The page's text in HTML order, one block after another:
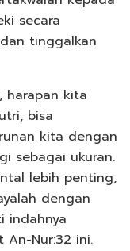
secara
tinggalkan
harapan kita
bisa
kita dengan
sebagai ukuran.
lebih penting,
dengan
indahnya
An-Nur:32 ini.